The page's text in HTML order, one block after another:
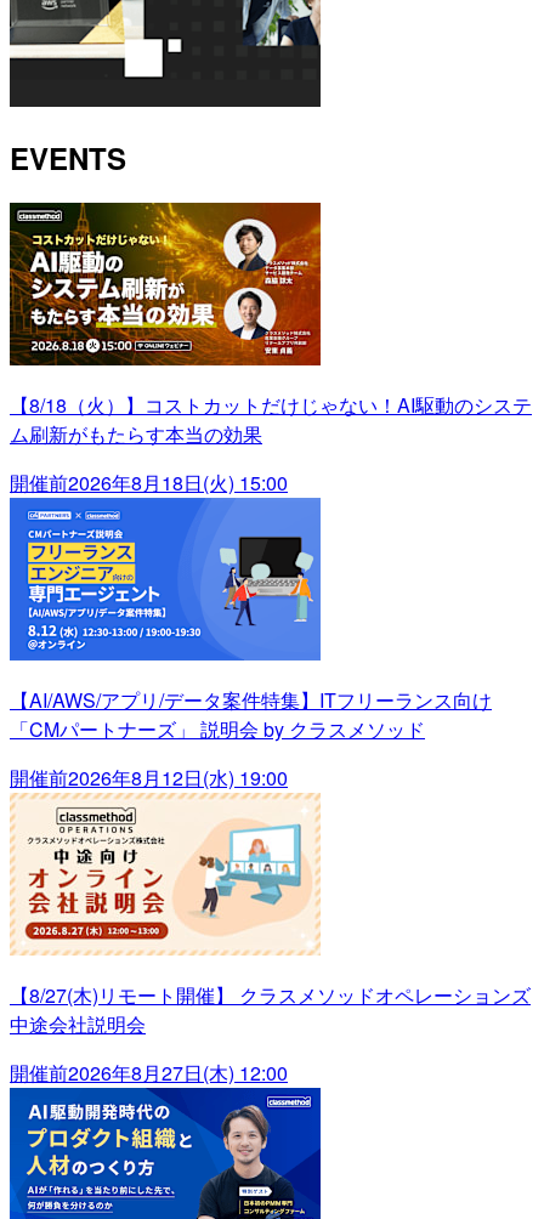
EVENTS
【8/18（火）】コストカットだけじゃない！AI駆動のシステ
ム刷新がもたらす本当の効果
開催前2026年8月18日(火) 15:00
【AI/AWS/アプリ/データ案件特集】ITフリーランス向け
「CMパートナーズ」 説明会 by クラスメソッド
開催前2026年8月12日(水) 19:00
【8/27(木)リモート開催】 クラスメソッドオペレーションズ
中途会社説明会
開催前2026年8月27日(木) 12:00